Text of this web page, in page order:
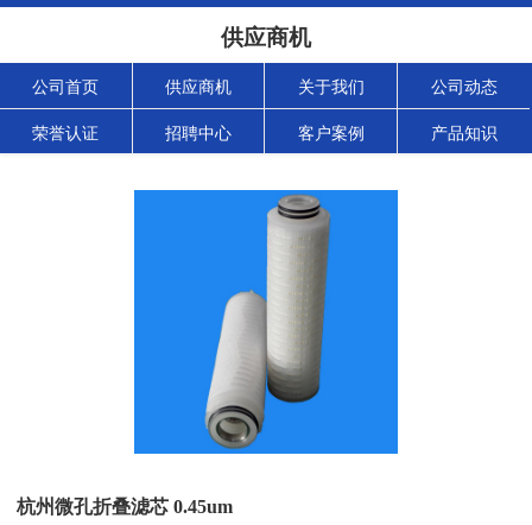
供应商机
公司首页 供应商机 关于我们 公司动态
荣誉认证 招聘中心 客户案例 产品知识
杭州微孔折叠滤芯 0.45um